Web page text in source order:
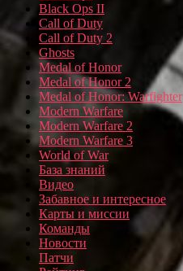
Black Ops II
Call of Duty
Call of Duty 2
Ghosts
Medal of Honor
Medal of Honor 2
Medal of Honor: Warfighter
Modern Warfare
Modern Warfare 2
Modern Warfare 3
World of War
База знаний
Видео
Забавное и интересное
Карты и миссии
Команды
Новости
Патчи